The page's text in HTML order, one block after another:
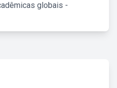
globais -